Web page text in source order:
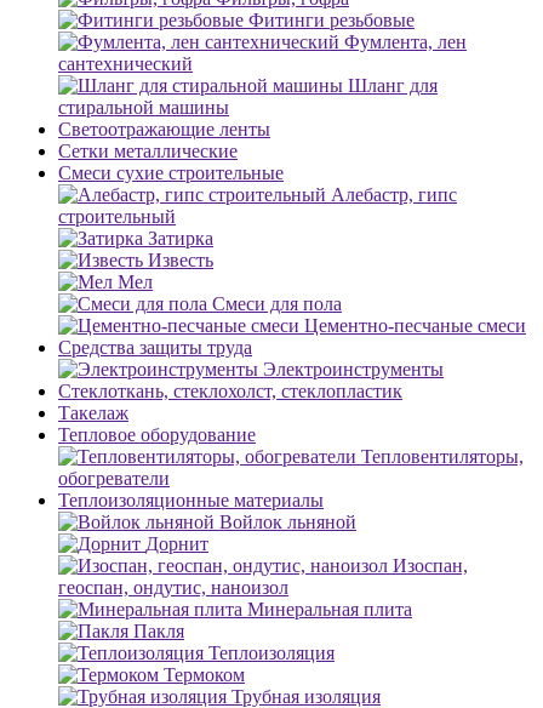
Фитинги резьбовые
Фумлента, лен
сантехнический
Шланг для
стиральной машины
Светоотражающие ленты
Сетки металлические
Смеси сухие строительные
Алебастр, гипс
строительный
Затирка
Известь
Мел
Смеси для пола
Цементно-песчаные смеси
Средства защиты труда
Электроинструменты
Стеклоткань, стеклохолст, стеклопластик
Такелаж
Тепловое оборудование
Тепловентиляторы,
обогреватели
Теплоизоляционные материалы
Войлок льняной
Дорнит
Изоспан,
геоспан, ондутис, наноизол
Минеральная плита
Пакля
Теплоизоляция
Термоком
Трубная изоляция